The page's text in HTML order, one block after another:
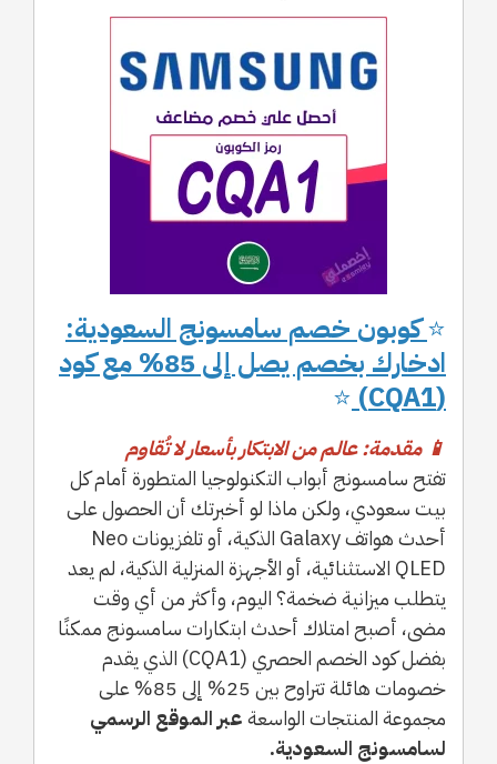
⭐كوبون خصم سامسونج السعودية:
ادخارك بخصم يصل إلى 85% مع كود
(CQA1)
⭐
📱 مقدمة: عالم من الابتكار بأسعار لا تُقاوم
تفتح سامسونج أبواب التكنولوجيا المتطورة أمام كل
بيت سعودي، ولكن ماذا لو أخبرتك أن الحصول على
أحدث هواتف Galaxy الذكية، أو تلفزيونات Neo
QLED الاستثنائية، أو الأجهزة المنزلية الذكية، لم يعد
يتطلب ميزانية ضخمة؟ اليوم، وأكثر من أي وقت
مضى، أصبح امتلاك أحدث ابتكارات سامسونج ممكنًا
بفضل كود الخصم الحصري (CQA1) الذي يقدم
خصومات هائلة تتراوح بين 25% إلى 85% على
مجموعة المنتجات الواسعةعبر الموقع الرسمي
لسامسونج السعودية.